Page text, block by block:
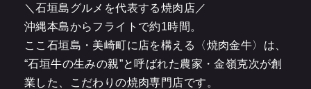
＼石垣島グルメを代表する焼肉店／
沖縄本島からフライトで約1時間。
ここ石垣島・美崎町に店を構える〈焼肉金牛〉は、
“石垣牛の生みの親”と呼ばれた農家・金嶺克次が創
業した、こだわりの焼肉専門店です。